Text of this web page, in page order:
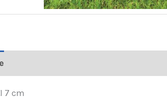
7 cm